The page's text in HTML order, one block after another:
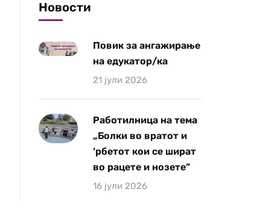
Новости
Повик за ангажирање
на едукатор/ка
21 јули 2026
Работилница на тема
„Болки во вратот и
‘рбетот кои се шират
во рацете и нозете”
16 јули 2026